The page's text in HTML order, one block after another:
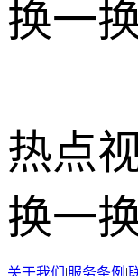
换一
热点
换一
关于我们 |服务条例 |